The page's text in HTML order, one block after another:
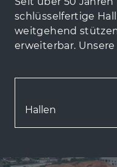
schlüsselfertige
weitgehend
erweiterbar.
Hallen